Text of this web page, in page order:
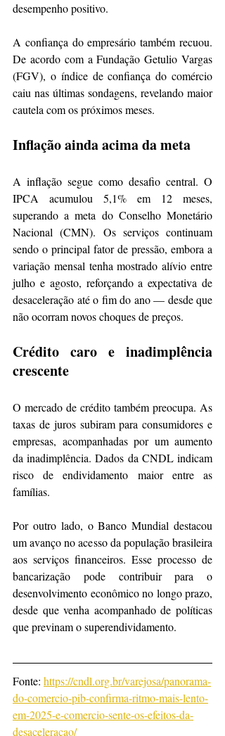
desempenho positivo.
A confiança do empresário também recuou.
De acordo com a Fundação Getulio Vargas
(FGV), o índice de confiança do comércio
caiu nas últimas sondagens, revelando maior
cautela com os próximos meses.
Inflação ainda acima da meta
A inflação segue como desafio central. O
IPCA acumulou 5,1% em 12 meses,
superando a meta do Conselho Monetário
Nacional (CMN). Os serviços continuam
sendo o principal fator de pressão, embora a
variação mensal tenha mostrado alívio entre
julho e agosto, reforçando a expectativa de
desaceleração até o fim do ano — desde que
não ocorram novos choques de preços.
Crédito caro e inadimplência
crescente
O mercado de crédito também preocupa. As
taxas de juros subiram para consumidores e
empresas, acompanhadas por um aumento
da inadimplência. Dados da CNDL indicam
risco de endividamento maior entre as
famílias.
Por outro lado, o Banco Mundial destacou
um avanço no acesso da população brasileira
aos serviços financeiros. Esse processo de
bancarização pode contribuir para o
desenvolvimento econômico no longo prazo,
desde que venha acompanhado de políticas
que previnam o superendividamento.
Fonte: https://cndl.org.br/varejosa/panorama-
do-comercio-pib-confirma-ritmo-mais-lento-
em-2025-e-comercio-sente-os-efeitos-da-
desaceleracao/